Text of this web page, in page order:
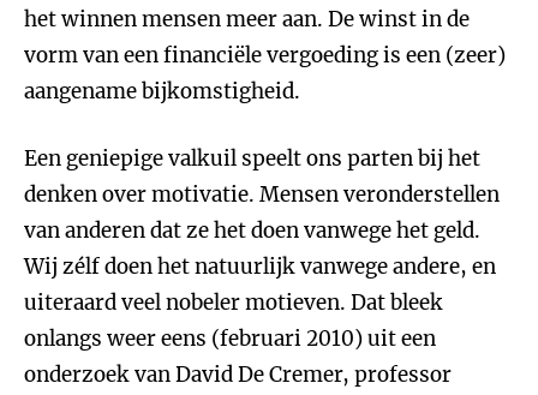
het winnen mensen meer aan. De winst in de
vorm van een financiële vergoeding is een (zeer)
aangename bijkomstigheid.
Een geniepige valkuil speelt ons parten bij het
denken over motivatie. Mensen veronderstellen
van anderen dat ze het doen vanwege het geld.
Wij zélf doen het natuurlijk vanwege andere, en
uiteraard veel nobeler motieven. Dat bleek
onlangs weer eens (februari 2010) uit een
onderzoek van David De Cremer, professor